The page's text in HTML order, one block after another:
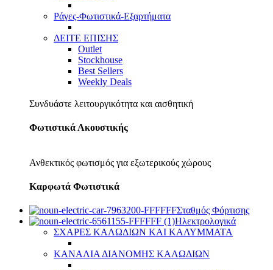
Ράγες-Φωτιστικά-Εξαρτήματα
ΔΕΙΤΕ ΕΠΙΣΗΣ
Outlet
Stockhouse
Best Sellers
Weekly Deals
Συνδυάστε λειτουργικότητα και αισθητική
Φωτιστικά Ακουστικής
Ανθεκτικός φωτισμός για εξωτερικούς χώρους
Καρφωτά Φωτιστικά
Σταθμός Φόρτισης
Ηλεκτρολογικά
ΣΧΑΡΕΣ ΚΑΛΩΔΙΩΝ ΚΑΙ ΚΑΛΥΜΜΑΤΑ
ΚΑΝΑΛΙΑ ΔΙΑΝΟΜΗΣ ΚΑΛΩΔΙΩΝ